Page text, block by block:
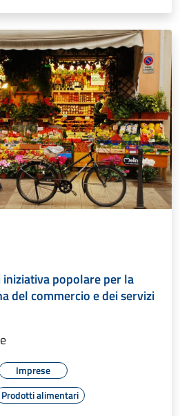
popolare per la
del commercio e dei servizi
Imprese
Prodotti alimentari